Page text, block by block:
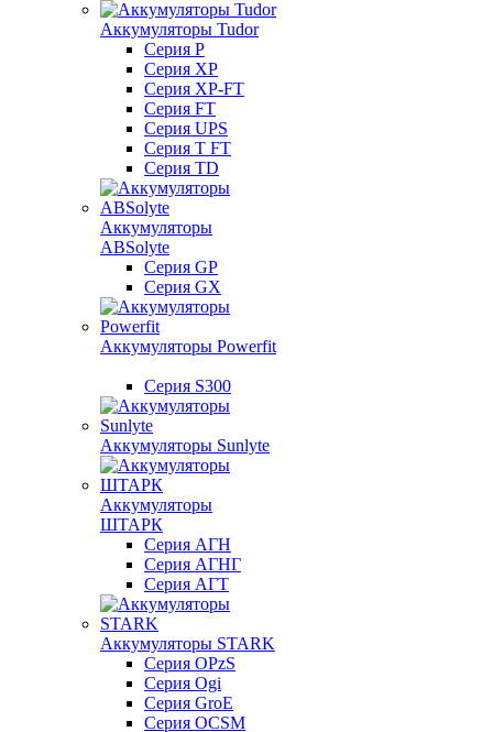
Аккумуляторы Tudor
Серия P
Серия XP
Серия XP-FT
Серия FT
Серия UPS
Серия T FT
Серия TD
Аккумуляторы
ABSolyte
Серия GP
Серия GX
Аккумуляторы Powerfit
Серия S300
Аккумуляторы Sunlyte
Аккумуляторы
ШТАРК
Серия АГН
Серия АГНГ
Серия АГT
Аккумуляторы STARK
Серия OPzS
Серия Ogi
Серия GroE
Серия OCSM